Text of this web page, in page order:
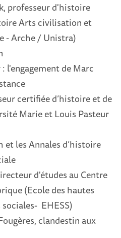
professeur d'histoire
Arts civilisation et
- Arche / Unistra)
l'engagement de Marc
certifiée d’histoire et de
Marie et Louis Pasteur
et les Annales d’histoire
d'études au Centre
(Ecole des hautes
EHESS)
clandestin aux